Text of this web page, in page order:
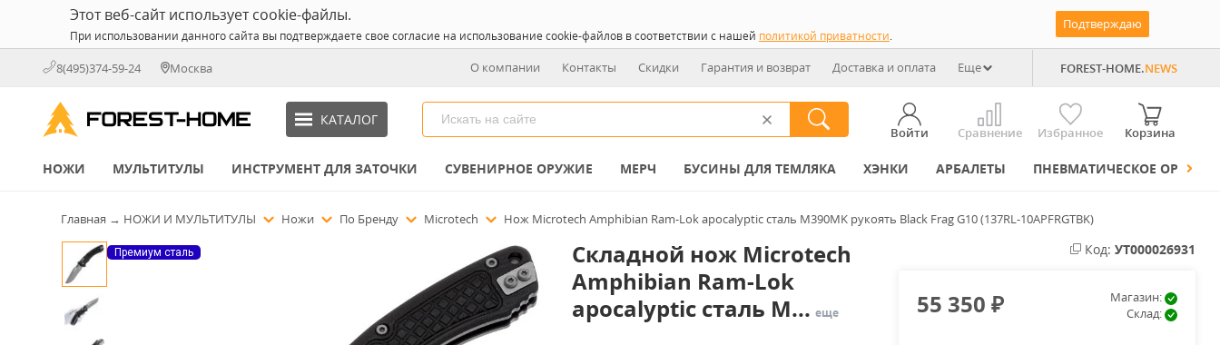
Этот веб-сайт использует cookie-файлы.
При использовании данного сайта вы подтверждаете свое согласие на использование cookie-файлов в соответствии с нашей политикой приватности.
Подтверждаю
8(495)374-59-24 Москва О компании Контакты Скидки Гарантия и возврат Доставка и оплата Еще FOREST-HOME.NEWS
КАТАЛОГ
Войти Сравнение Избранное Корзина
НОЖИ МУЛЬТИТУЛЫ ИНСТРУМЕНТ ДЛЯ ЗАТОЧКИ СУВЕНИРНОЕ ОРУЖИЕ МЕРЧ БУСИНЫ ДЛЯ ТЕМЛЯКА ХЭНКИ АРБАЛЕТЫ ПНЕВМАТИЧЕСКОЕ ОРУЖИЕ
Главная → НОЖИ И МУЛЬТИТУЛЫ Ножи По Бренду Microtech Нож Microtech Amphibian Ram-Lok apocalyptic сталь M390MK рукоять Black Frag G10 (137RL-10APFRGTBK)
Премиум сталь
Складной нож Microtech
Amphibian Ram-Lok
apocalyptic сталь M... еще
Код: УТ000026931
55 350₽
Магазин:
Склад: